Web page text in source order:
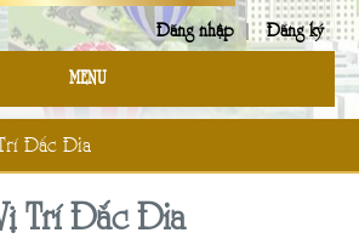
Đăng nhập|Đăng ký
MENU
Đắc Đia
Trí Đắc Đia